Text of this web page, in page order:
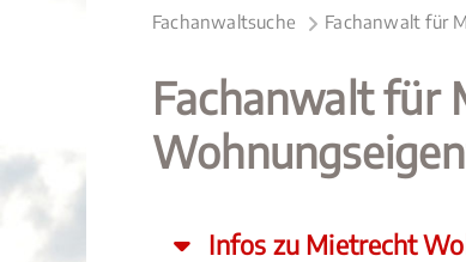
Fachanwaltsuche Fachanwalt für
Fachanwalt für
Infos zu Mietrecht